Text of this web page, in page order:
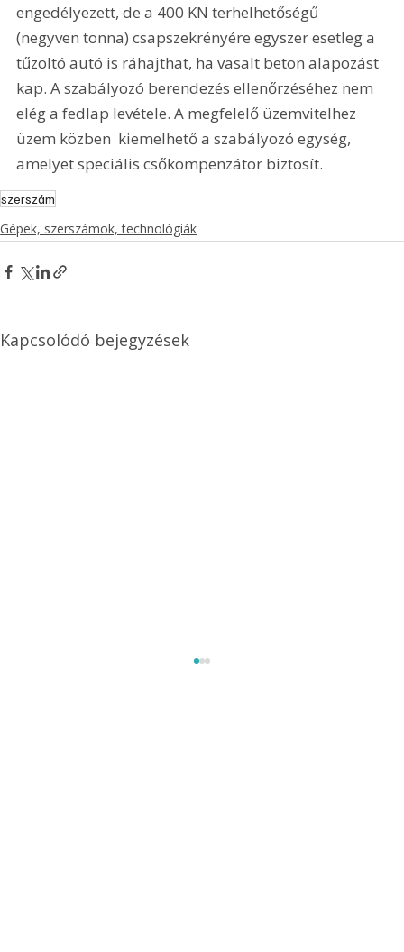
engedélyezett, de a 400 KN terhelhetőségű
(negyven tonna) csapszekrényére egyszer esetleg a
tűzoltó autó is ráhajthat, ha vasalt beton alapozást
kap. A szabályozó berendezés ellenőrzéséhez nem
elég a fedlap levétele. A megfelelő üzemvitelhez 
üzem közben  kiemelhető a szabályozó egység,
amelyet speciális csőkompenzátor biztosít.
szerszám
Gépek, szerszámok, technológiák
Kapcsolódó bejegyzések